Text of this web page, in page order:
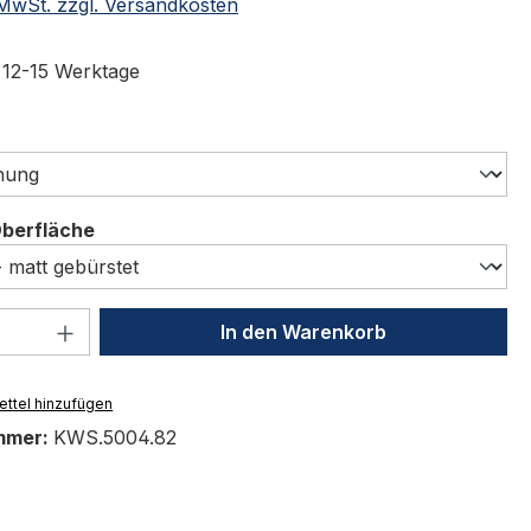
15 Werktage
auswählen
Anzahl: Gib den gewünschten Wert
In den Warenkorb
hinzufügen
KWS.5004.82